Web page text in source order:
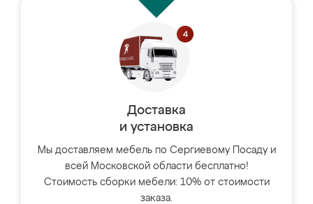
Доставка
и установка
Мы доставляем мебель по Сергиевому Посаду и
всей Московской области бесплатно!
Стоимость сборки мебели: 10% от стоимости
заказа.